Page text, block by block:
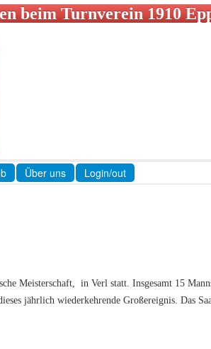
beim Turnverein 1910
Über uns Login/out
Meisterschaft, in Verl statt. Insgesamt 15
jährlich wiederkehrende Großereignis. Das